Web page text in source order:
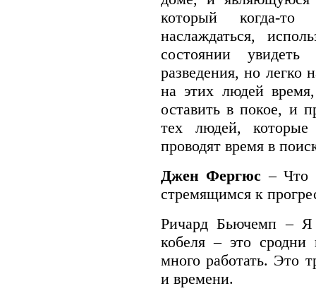
который когда-
наслаждаться,
состоянии
разведения, но легко
на этих людей
оставить в покое, и
тех людей, которые
проводят время в
Джен Фергюс– Что
стремящимся к
Ричард Бьючемп – Я
кобеля – это сродни
много работать. Это
и времени.